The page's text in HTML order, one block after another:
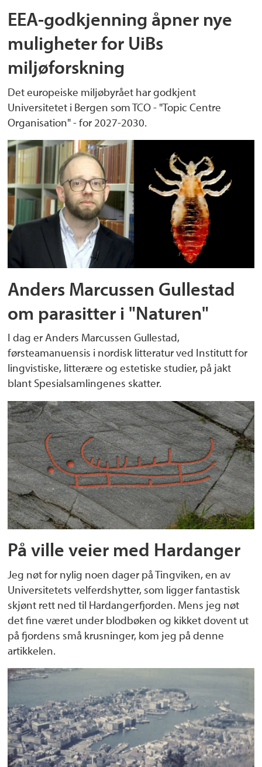
EEA-godkjenning åpner nye
muligheter for UiBs
miljøforskning
Det europeiske miljøbyrået har godkjent
Universitetet i Bergen som TCO - "Topic Centre
Organisation" - for 2027-2030.
Anders Marcussen Gullestad
om parasitter i "Naturen"
I dag er Anders Marcussen Gullestad,
førsteamanuensis i nordisk litteratur ved Institutt for
lingvistiske, litterære og estetiske studier, på jakt
blant Spesialsamlingenes skatter.
På ville veier med Hardanger
Jeg nøt for nylig noen dager på Tingviken, en av
Universitetets velferdshytter, som ligger fantastisk
skjønt rett ned til Hardangerfjorden. Mens jeg nøt
det fine været under blodbøken og kikket dovent ut
på fjordens små krusninger, kom jeg på denne
artikkelen.